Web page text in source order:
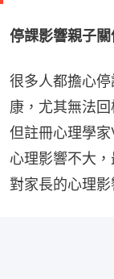
停課影響親子
很多人都擔心
康，尤其無法
但註冊心理學
心理影響不大
對家長的心理影